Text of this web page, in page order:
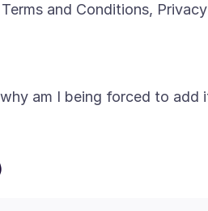
and Conditions,